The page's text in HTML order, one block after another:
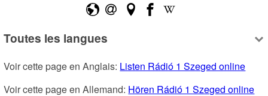
Toutes les langues
Voir cette page en Anglais: Listen Rádió 1 Szeged online
Voir cette page en Allemand: Hören Rádió 1 Szeged online